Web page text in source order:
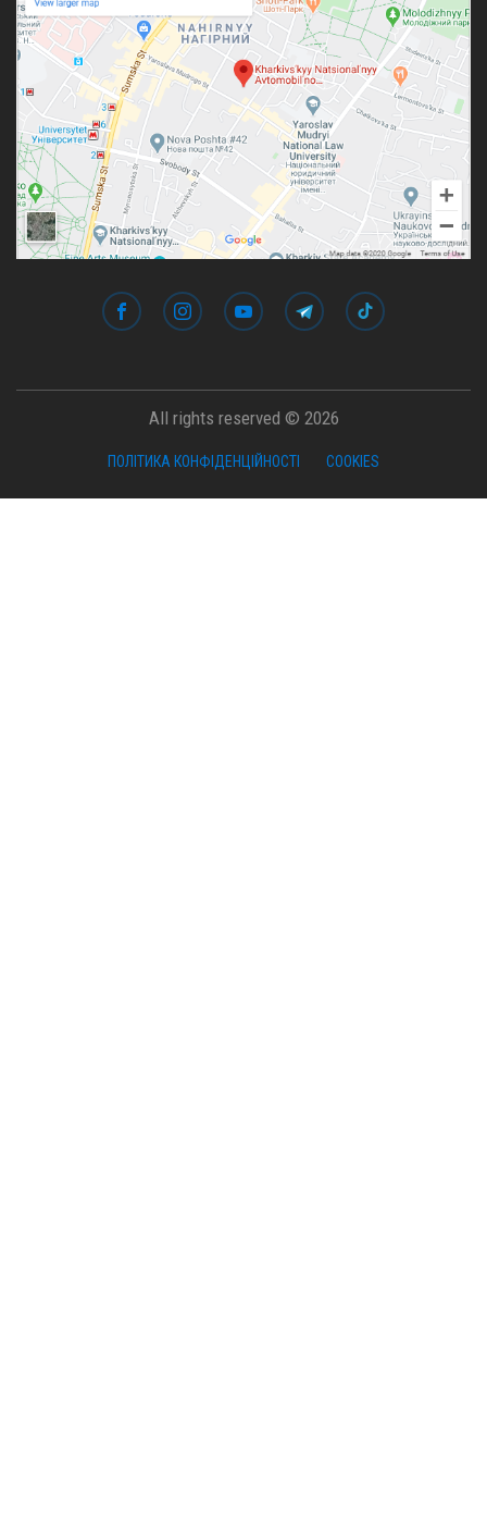
All rights reserved © 2026
ПОЛІТИКА КОНФІДЕНЦІЙНОСТІ COOKIES